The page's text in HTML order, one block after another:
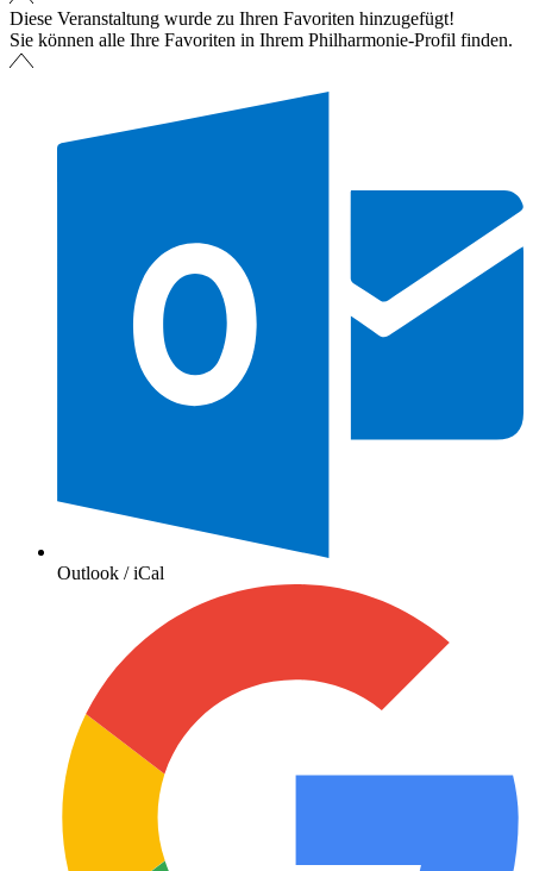
Diese Veranstaltung wurde zu Ihren Favoriten hinzugefügt!
Sie können alle Ihre Favoriten in Ihrem Philharmonie-Profil finden.
Outlook / iCal